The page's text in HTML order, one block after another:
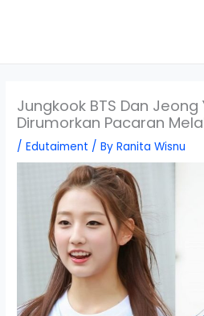
Jungkook BTS Dan Jeong
Dirumorkan Pacaran
/Edutaiment / ByRanita Wisnu